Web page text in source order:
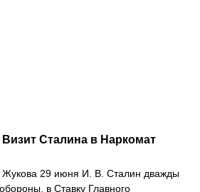
Сталина в Наркомат
Жукова 29 июня И. В. Сталин дважды
в Ставку Главного